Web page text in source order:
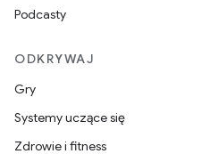
Podcasty
ODKRYWAJ
Gry
Systemy uczące się
Zdrowie i fitness